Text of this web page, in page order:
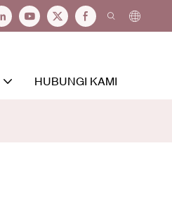
HUBUNGI KAMI